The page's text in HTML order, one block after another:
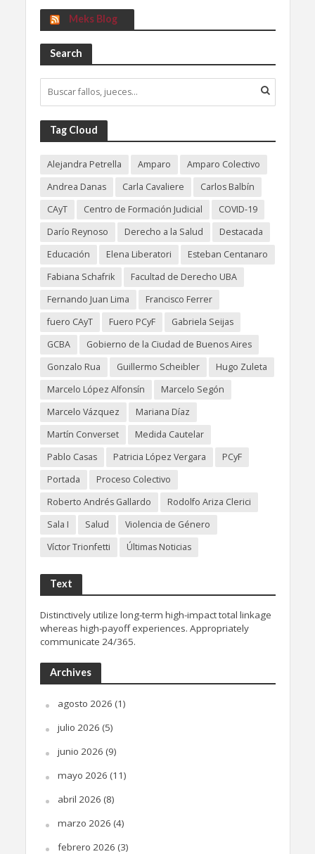
Meks Blog
Search
Tag Cloud
Alejandra Petrella Amparo
Amparo Colectivo
Andrea Danas
Carla Cavaliere
Carlos Balbín
CAyT
Centro de Formación Judicial
COVID-19
Darío Reynoso
Derecho a la Salud
Destacada
Educación
Elena Liberatori
Esteban Centanaro
Fabiana Schafrik
Facultad de Derecho UBA
Fernando Juan Lima
Francisco Ferrer
fuero CAyT
Fuero PCyF
Gabriela Seijas
GCBA
Gobierno de la Ciudad de Buenos Aires
Gonzalo Rua
Guillermo Scheibler
Hugo Zuleta
Marcelo López Alfonsín
Marcelo Segón
Marcelo Vázquez
Mariana Díaz
Martín Converset
Medida Cautelar
Pablo Casas
Patricia López Vergara
PCyF
Portada
Proceso Colectivo
Roberto Andrés Gallardo
Rodolfo Ariza Clerici
Sala I
Salud
Violencia de Género
Víctor Trionfetti
Últimas Noticias
Text
Distinctively utilize long-term high-impact total linkage
whereas high-payoff experiences. Appropriately
communicate 24/365.
Archives
agosto 2026 (1)
julio 2026 (5)
junio 2026 (9)
mayo 2026 (11)
abril 2026 (8)
marzo 2026 (4)
febrero 2026 (3)